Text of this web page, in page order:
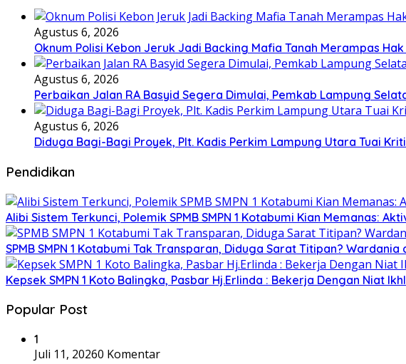
Agustus 6, 2026
Oknum Polisi Kebon Jeruk Jadi Backing Mafia Tanah Merampas
Agustus 6, 2026
Perbaikan Jalan RA Basyid Segera Dimulai, Pemkab Lampung
Agustus 6, 2026
Diduga Bagi-Bagi Proyek, Plt. Kadis Perkim Lampung Utara Tuai
Pendidikan
Alibi Sistem Terkunci, Polemik SPMB SMPN 1 Kotabumi Kian Memanas:
SPMB SMPN 1 Kotabumi Tak Transparan, Diduga Sarat Titipan?
Kepsek SMPN 1 Koto Balingka, Pasbar Hj.Erlinda : Bekerja Dengan Niat
Popular Post
1
Juli 11, 20260 Komentar